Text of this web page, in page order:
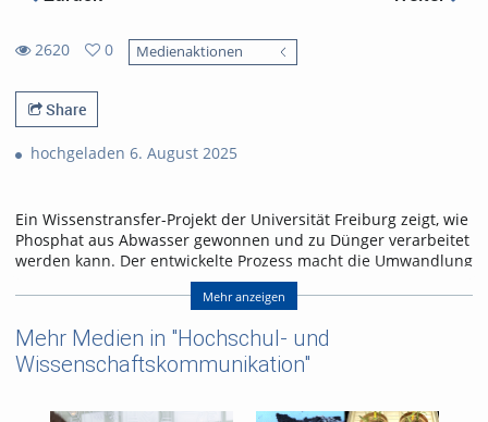
2620
views
0
favorites
Medienaktionen
Share
hochgeladen 6. August 2025
Ein Wissenstransfer-Projekt der Universität Freiburg zeigt, wie
Phosphat aus Abwasser gewonnen und zu Dünger verarbeitet
werden kann. Der entwickelte Prozess macht die Umwandlung
technisch und praktisch möglich. Kläranlagen erhalten eine
Lösung, um der gesetzlichen Rückgewinnungspflicht ab 2029
Referent/in:
Mehr anzeigen
Mehr Medien in "Hochschul- und
Wissenschaftskommunikation"